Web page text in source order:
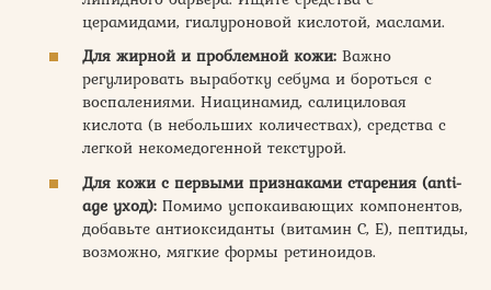
церамидами, гиалуроновой кислотой, маслами.
Для жирной и проблемной кожи: Важно
регулировать выработку себума и бороться с
воспалениями. Ниацинамид, салициловая
кислота (в небольших количествах), средства с
легкой некомедогенной текстурой.
Для кожи с первыми признаками старения (anti-
age уход): Помимо успокаивающих компонентов,
добавьте антиоксиданты (витамин С, Е), пептиды,
возможно, мягкие формы ретиноидов.